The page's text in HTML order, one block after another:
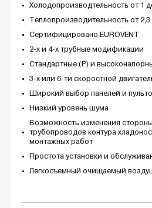
Холодопроизводтельность от 1
Теплопроизводительность от 2,3
Сертифицировано EUROVENT
2-х и 4-х трубные модификации
Стандартные (P) и
3-х или 6-ти скоростной
Широкий выбор панелей и
Низкий уровень шума
Возможность изменения
трубопроводов контура
монтажных работ
Простота установки и
Легкосъемный очищаемый